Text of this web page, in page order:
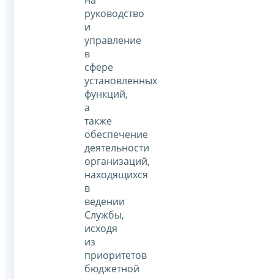
руководство
и
управление
в
сфере
установленных
функций,
а
также
обеспечение
деятельности
организаций,
находящихся
в
ведении
Службы,
исходя
из
приоритетов
бюджетной